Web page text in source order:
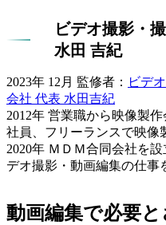
ビデオ撮影・
水田 吉紀
2023年 12月 監修者： ビデ
会社 代表 水田吉紀
2012年 営業職から映像製
社員、フリーランスで映像
2020年 ＭＤＭ合同会社を設
デオ撮影・動画編集の仕事
動画編集で必要